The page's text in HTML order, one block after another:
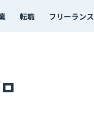
転職 フリーランス